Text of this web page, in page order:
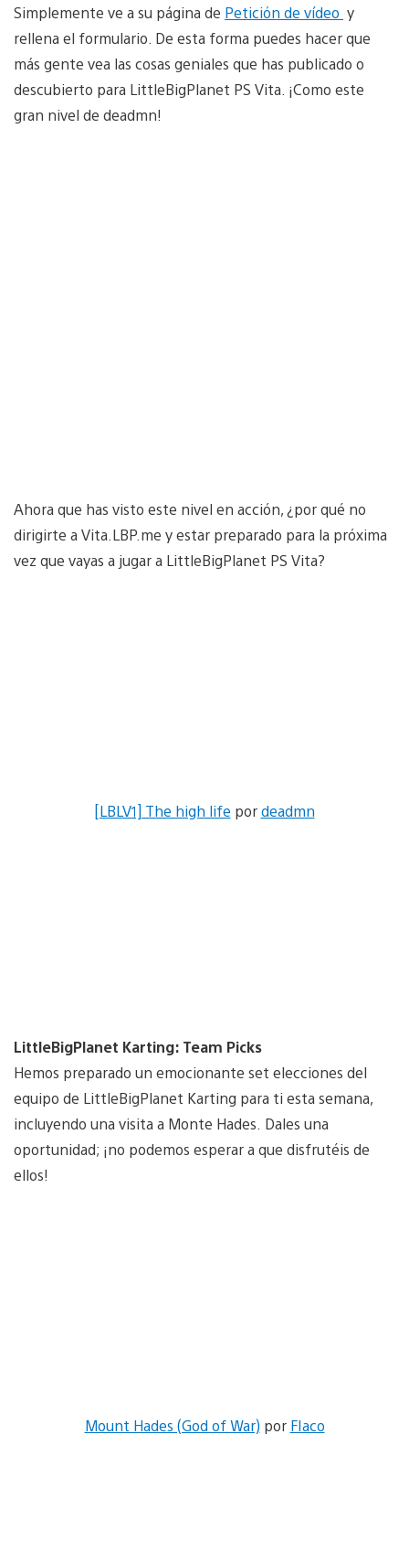
Simplemente ve a su página de Petición de vídeo y
rellena el formulario. De esta forma puedes hacer que
más gente vea las cosas geniales que has publicado o
descubierto para LittleBigPlanet PS Vita. ¡Como este
gran nivel de deadmn!
Ahora que has visto este nivel en acción, ¿por qué no
dirigirte a Vita.LBP.me y estar preparado para la próxima
vez que vayas a jugar a LittleBigPlanet PS Vita?
[LBLV1] The high life pordeadmn
LittleBigPlanet Karting: Team Picks
Hemos preparado un emocionante set elecciones del
equipo de LittleBigPlanet Karting para ti esta semana,
incluyendo una visita a Monte Hades. Dales una
oportunidad; ¡no podemos esperar a que disfrutéis de
ellos!
Mount Hades (God of War) por FIaco